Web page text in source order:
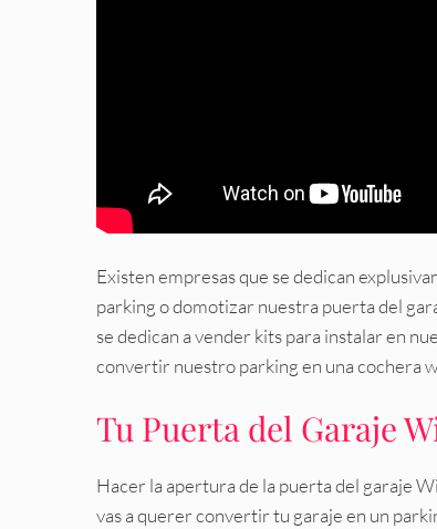
Existen empresas que se dedican
parking o domotizar nuestra puerta del
se dedican a vender kits para instalar en
convertir nuestro parking en una cochera
Tu Puerta del Garaje
Hacer la apertura de la puerta del garaje
vas a querer convertir tu garaje en un